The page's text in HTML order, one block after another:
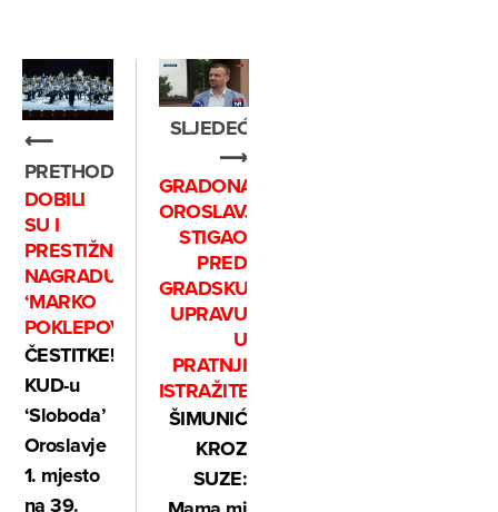
⟵
PRETHODNO
DOBILI
SU I
PRESTIŽNU
NAGRADU
‘MARKO
POKLEPOVIĆ’
ČESTITKE!
KUD-u
‘Sloboda’
Oroslavje
1. mjesto
na 39.
SLJEDEĆE
⟶
GRADONAČELNIK
OROSLAVJA
STIGAO
PRED
GRADSKU
UPRAVU
U
PRATNJI
ISTRAŽITELJA
ŠIMUNIĆ
KROZ
SUZE: